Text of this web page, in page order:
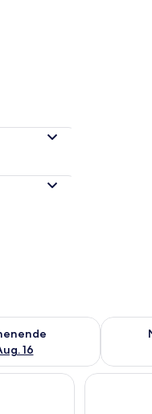
16
für dieses
| Badezimmer |